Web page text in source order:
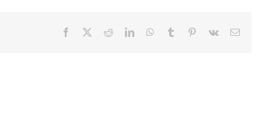
Facebook RedditLinkedInWhatsApp
Tumblr Pinterest
Vk
Correo